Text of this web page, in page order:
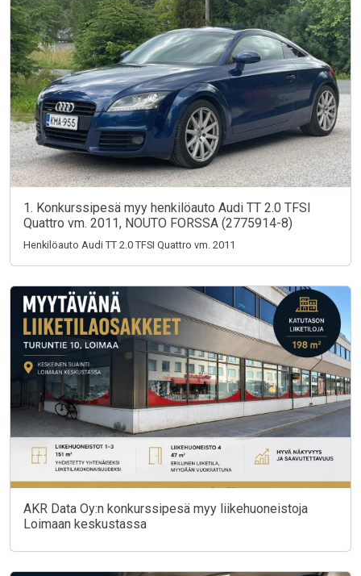
1. Konkurssipesä myy henkilöauto Audi TT 2.0 TFSI
Quattro vm. 2011, NOUTO FORSSA (2775914-8)
Henkilöauto Audi TT 2.0 TFSI Quattro vm. 2011
AKR Data Oy:n konkurssipesä myy liikehuoneistoja
Loimaan keskustassa